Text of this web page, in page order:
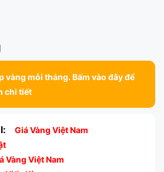
vàng mỗi tháng. Bấm vào đây để
chi tiết
Giá Vàng Việt Nam
Vàng Việt Nam